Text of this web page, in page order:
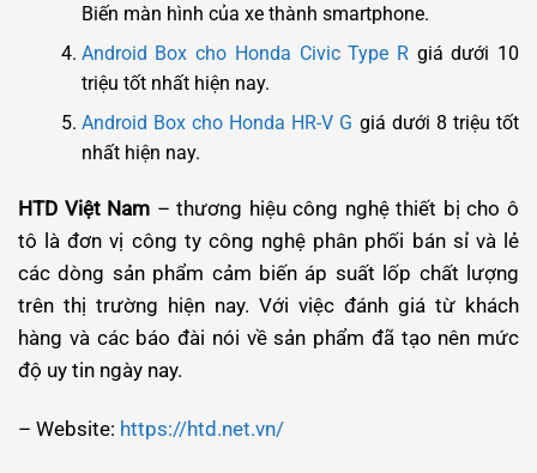
Biến màn hình của xe thành smartphone.
Android Box cho Honda Civic Type R giá dưới 10
triệu tốt nhất hiện nay.
Android Box cho Honda HR-V G giá dưới 8 triệu tốt
nhất hiện nay.
HTD Việt Nam – thương hiệu công nghệ thiết bị cho ô
tô là đơn vị công ty công nghệ phân phối bán sỉ và lẻ
các dòng sản phẩm cảm biến áp suất lốp chất lượng
trên thị trường hiện nay. Với việc đánh giá từ khách
hàng và các báo đài nói về sản phẩm đã tạo nên mức
độ uy tin ngày nay.
– Website: https://htd.net.vn/